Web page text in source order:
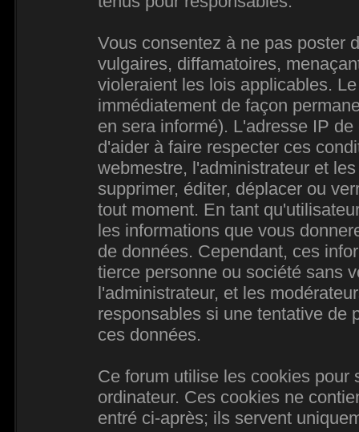
Vous consentez à ne pas poster
vulgaires, diffamatoires,
violeraient les lois applicables.
immédiatement de façon
en sera informé). L'adresse IP
d'aider à faire respecter ces
webmestre, l'administrateur et
supprimer, éditer, déplacer ou
tout moment. En tant
les informations que vous
de données. Cependant, ces
tierce personne ou société sans
l'administrateur, et les
responsables si une tentative de
ces données.
Ce forum utilise les cookies pour
ordinateur. Ces cookies ne
entré ci-après; ils servent